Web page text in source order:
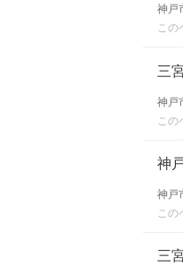
神戸
この
三
神戸
こ
神
神戸
こ
三